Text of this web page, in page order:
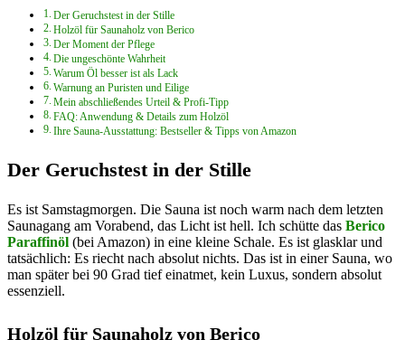
Der Geruchstest in der Stille
Holzöl für Saunaholz von Berico
Der Moment der Pflege
Die ungeschönte Wahrheit
Warum Öl besser ist als Lack
Warnung an Puristen und Eilige
Mein abschließendes Urteil & Profi-Tipp
FAQ: Anwendung & Details zum Holzöl
Ihre Sauna-Ausstattung: Bestseller & Tipps von Amazon
Der Geruchstest in der Stille
Es ist Samstagmorgen. Die Sauna ist noch warm nach dem letzten
Saunagang am Vorabend, das Licht ist hell. Ich schütte das Berico
Paraffinöl (bei Amazon) in eine kleine Schale. Es ist glasklar und
tatsächlich: Es riecht nach absolut nichts. Das ist in einer Sauna, wo
man später bei 90 Grad tief einatmet, kein Luxus, sondern absolut
essenziell.
Holzöl für Saunaholz von Berico